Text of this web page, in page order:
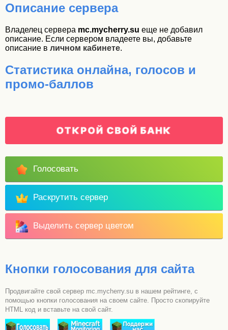
Описание сервера
Владелец сервера mc.mycherry.su еще не добавил
описание. Если сервером владеете вы, добавьте
описание в личном кабинете.
Статистика онлайна, голосов и
промо-баллов
Голосовать
Раскрутить сервер
Выделить сервер цветом
Кнопки голосования для сайта
Продвигайте свой сервер mc.mycherry.su в нашем рейтинге, с
помощью кнопки голосования на своем сайте. Просто скопируйте
HTML код и вставьте на свой сайт.